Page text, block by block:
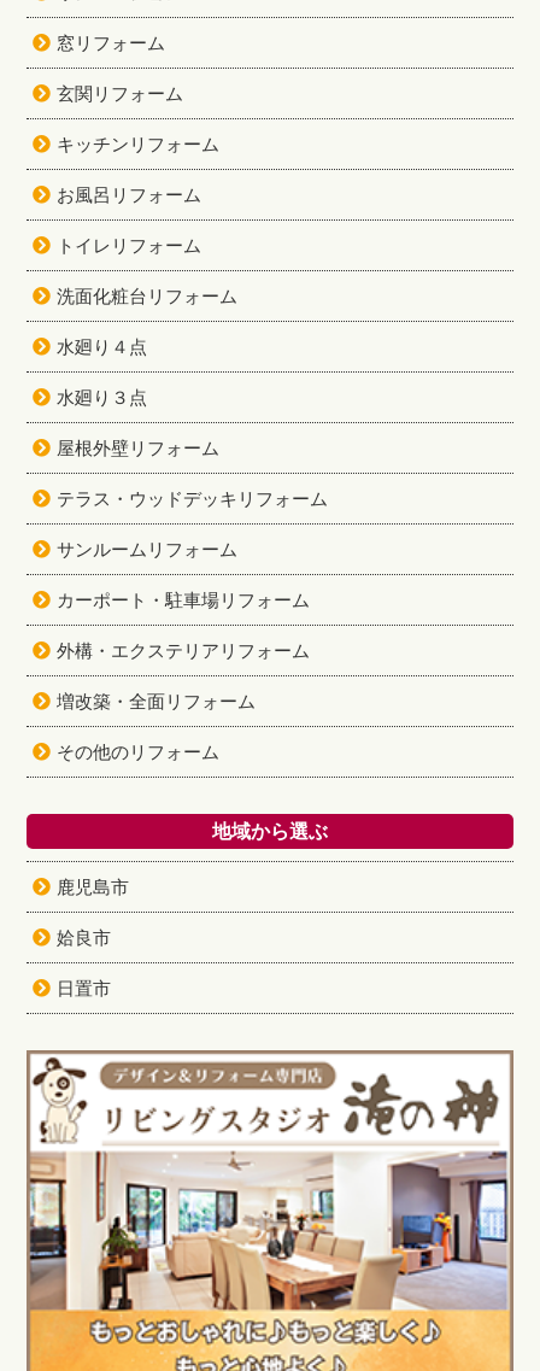
窓リフォーム
玄関リフォーム
キッチンリフォーム
お風呂リフォーム
トイレリフォーム
洗面化粧台リフォーム
水廻り４点
水廻り３点
屋根外壁リフォーム
テラス・ウッドデッキリフォーム
サンルームリフォーム
カーポート・駐車場リフォーム
外構・エクステリアリフォーム
増改築・全面リフォーム
その他のリフォーム
地域から選ぶ
鹿児島市
姶良市
日置市